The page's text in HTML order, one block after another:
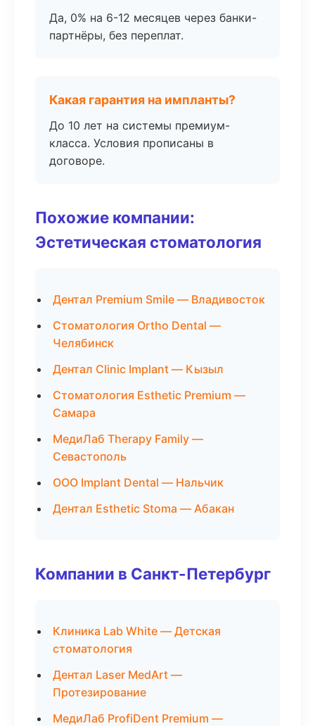
Да, 0% на 6-12 месяцев через банки-
партнёры, без переплат.
Какая гарантия на импланты?
До 10 лет на системы премиум-
класса. Условия прописаны в
договоре.
Похожие компании:
Эстетическая стоматология
Дентал Premium Smile — Владивосток
Стоматология Ortho Dental —
Челябинск
Дентал Clinic Implant — Кызыл
Стоматология Esthetic Premium —
Самара
МедиЛаб Therapy Family —
Севастополь
ООО Implant Dental — Нальчик
Дентал Esthetic Stoma — Абакан
Компании в Санкт-Петербург
Клиника Lab White — Детская
стоматология
Дентал Laser MedArt —
Протезирование
МедиЛаб ProfiDent Premium —